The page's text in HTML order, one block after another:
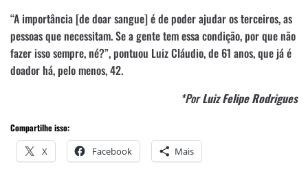
“A importância [de doar sangue] é de poder ajudar os terceiros, as
pessoas que necessitam. Se a gente tem essa condição, por que não
fazer isso sempre, né?”, pontuou Luiz Cláudio, de 61 anos, que já é
doador há, pelo menos, 42.
*PorLuiz Felipe Rodrigues
Compartilhe isso:
X Facebook Mais